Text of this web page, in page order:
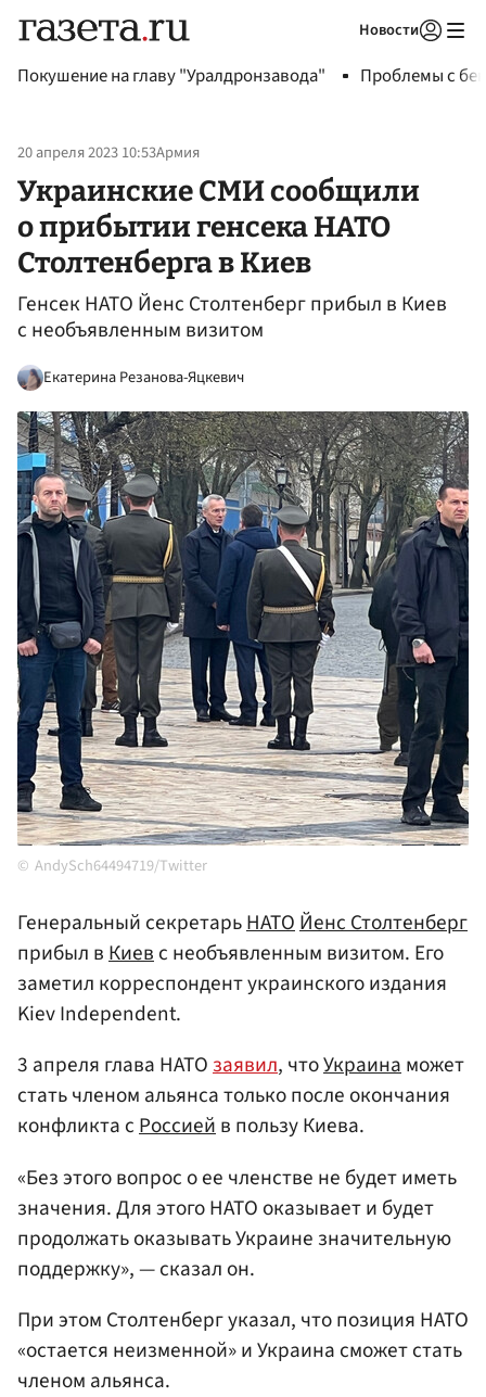
Новости
Покушение на главу "Уралдронзавода" Проблемы с
20 апреля 2023 10:53Армия
Украинские СМИ сообщили
о прибытии генсека НАТО
Столтенберга в Киев
Генсек НАТО Йенс Столтенберг прибыл в Киев
с необъявленным визитом
Екатерина Резанова-Яцкевич
AndySch64494719/Twitter
Генеральный секретарьНАТОЙенс Столтенберг
прибыл вКиевс необъявленным визитом. Его
заметил корреспондент украинского издания
Kiev Independent.
3 апреля глава НАТОзаявил, чтоУкраинаможет
стать членом альянса только после окончания
конфликта сРоссиейв пользу Киева.
«Без этого вопрос о ее членстве не будет иметь
значения. Для этого НАТО оказывает и будет
продолжать оказывать Украине значительную
поддержку», — сказал он.
При этом Столтенберг указал, что позиция НАТО
«остается неизменной» и Украина сможет стать
членом альянса.